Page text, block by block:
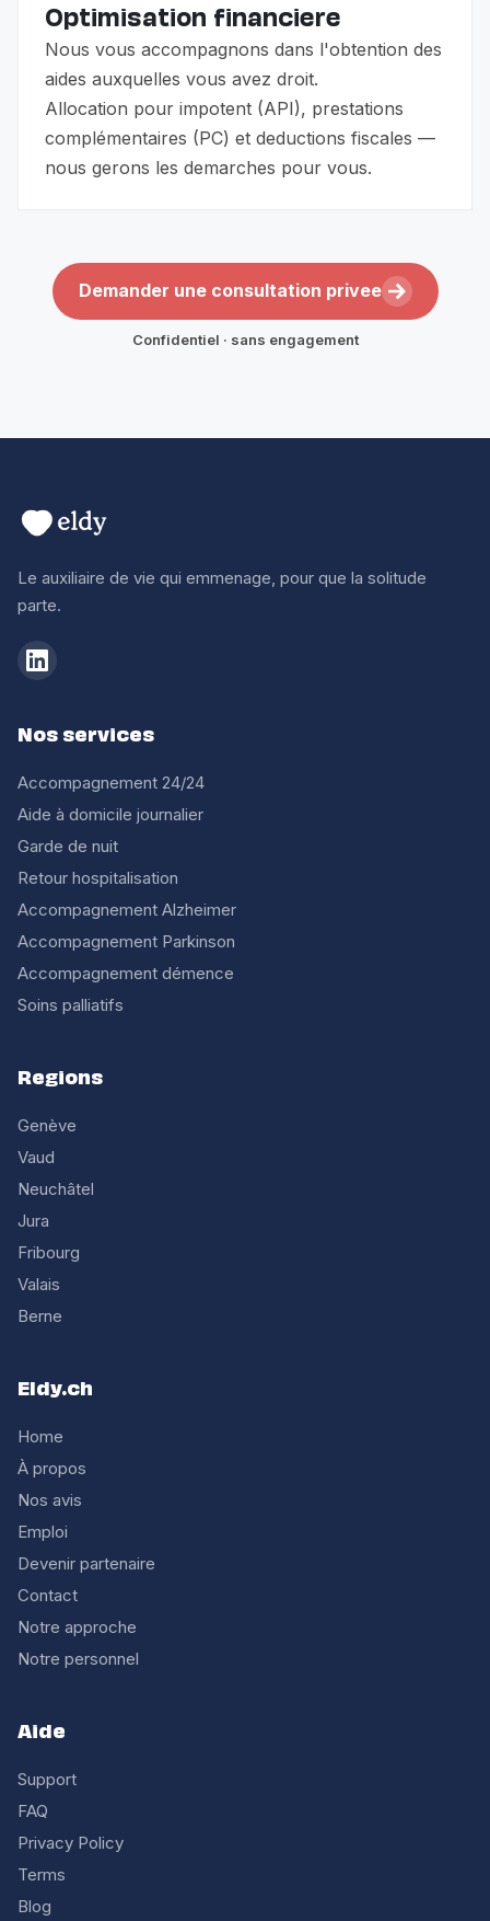
Optimisation financiere
Nous vous accompagnons dans l'obtention des
aides auxquelles vous avez droit.
Allocation pour impotent (API), prestations
complémentaires (PC) et deductions fiscales —
nous gerons les demarches pour vous.
Demander une consultation privee
Confidentiel · sans engagement
Le auxiliaire de vie qui emmenage, pour que la solitude
parte.
Nos services
Accompagnement 24/24
Aide à domicile journalier
Garde de nuit
Retour hospitalisation
Accompagnement Alzheimer
Accompagnement Parkinson
Accompagnement démence
Soins palliatifs
Regions
Genève
Vaud
Neuchâtel
Jura
Fribourg
Valais
Berne
Eldy.ch
Home
À propos
Nos avis
Emploi
Devenir partenaire
Contact
Notre approche
Notre personnel
Aide
Support
FAQ
Privacy Policy
Terms
Blog